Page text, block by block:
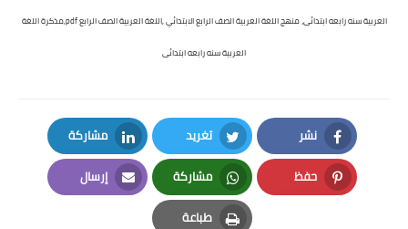
العربية سنه رابعه ابتدائى، منهج اللغة العربية الصف الرابع الابتدائي ,اللغة العربية الصف الرابع pdf,مذكرة اللغة
العربية سنه رابعه ابتدائى
نشر
Facebook
تغريد
Twitter
مشاركة
LinkedIn
حفظ
Pinterest
مشاركة
Whatsapp
إرسال
Email
طباعة